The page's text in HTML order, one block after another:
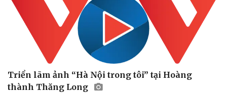
Triển lãm ảnh “Hà Nội trong tôi” tại Hoàng
thành Thăng Long